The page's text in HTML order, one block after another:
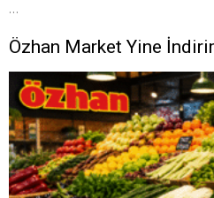
…
Özhan Market Yine